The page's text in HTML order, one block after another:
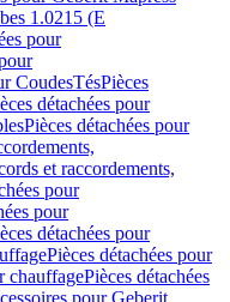
1.0215 (E
pour
CoudesTésPièces
détachées pour
Pièces détachées pour
et raccordements,
pour
pour
détachées pour
Pièces détachées pour
chauffagePièces détachées
pour Geberit